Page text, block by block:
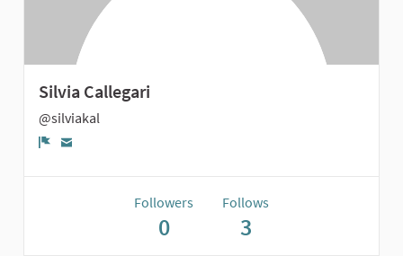
Silvia Callegari
@silviakal
Followers
0
Follows
3